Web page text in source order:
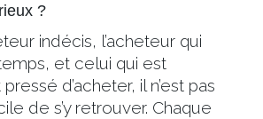
?
indécis, l’acheteur qui
et celui qui est
d’acheter, il n’est pas
de s’y retrouver. Chaque